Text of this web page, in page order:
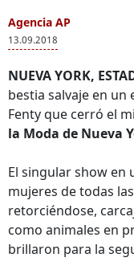
Agencia AP
13.09.2018
NUEVA YORK,
bestia salvaje en un
Fenty que cerró el
la Moda de Nueva
El singular show en
mujeres de todas
retorciéndose,
como animales en
brillaron para la